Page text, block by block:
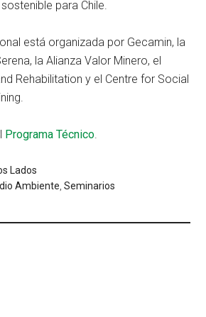
para Chile.
está organizada por Gecamin, la
la Alianza Valor Minero, el
Rehabilitation y el Centre for Social
Programa Técnico.
Lados
Ambiente ,Seminarios